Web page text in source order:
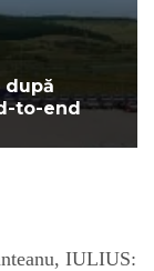
to-end
IULIUS: